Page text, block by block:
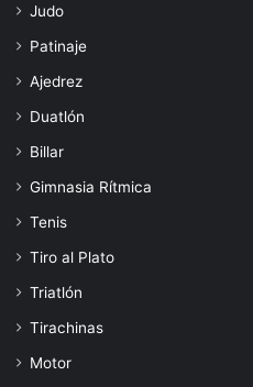
Judo
Patinaje
Ajedrez
Duatlón
Billar
Gimnasia Rítmica
Tenis
Tiro al Plato
Triatlón
Tirachinas
Motor